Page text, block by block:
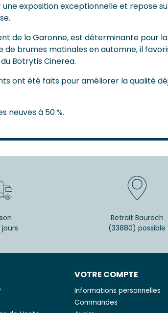
exposition exceptionnelle et repose
de la Garonne, est déterminante pour
de brumes matinales en automne, il
Botrytis Cinerea.
ont été faits pour améliorer la qualité
neuves à 50 %.
jours
Retrait Baurech
(33880) possible
VOTRE COMPTE
Informations personnelles
Commandes